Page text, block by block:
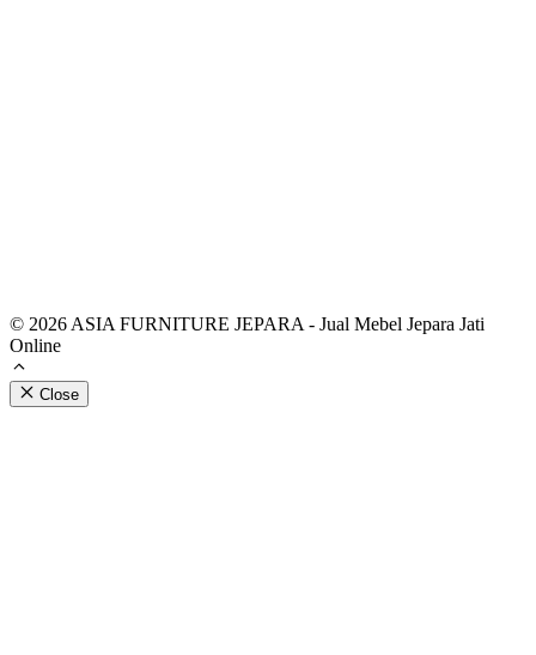
© 2026 ASIA FURNITURE JEPARA - Jual Mebel Jepara Jati
Online
Close